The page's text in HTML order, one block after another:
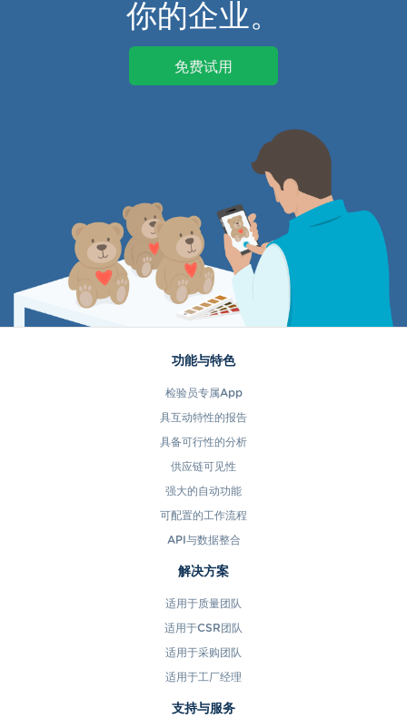
你的企业。
免费试用
功能与特色
检验员专属App
具互动特性的报告
具备可行性的分析
供应链可见性
强大的自动功能
可配置的工作流程
API与数据整合
解决方案
适用于质量团队
适用于CSR团队
适用于采购团队
适用于工厂经理
支持与服务